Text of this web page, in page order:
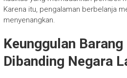
Karena itu, pengalaman berbelanja
menyenangkan.
Keunggulan
Dibanding Negara